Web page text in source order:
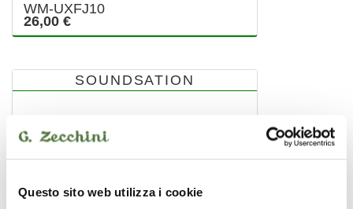
Questo sito web utilizza i cookie
WM-UXFJ10
26,00 €
SOUNDSATION